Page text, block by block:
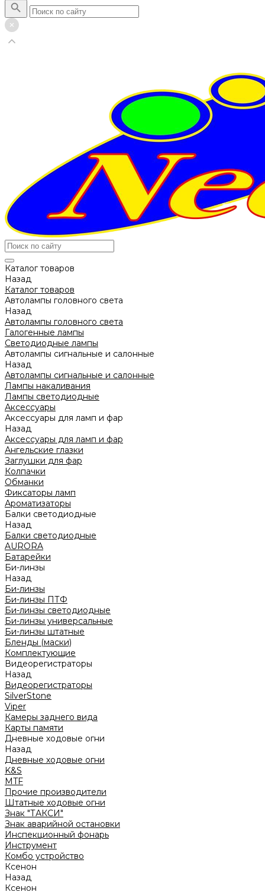
Каталог товаров
Назад
Каталог товаров
Автолампы головного света
Назад
Автолампы головного света
Галогенные лампы
Светодиодные лампы
Автолампы сигнальные и салонные
Назад
Автолампы сигнальные и салонные
Лампы накаливания
Лампы светодиодные
Аксессуары
Аксессуары для ламп и фар
Назад
Аксессуары для ламп и фар
Ангельские глазки
Заглушки для фар
Колпачки
Обманки
Фиксаторы ламп
Ароматизаторы
Балки светодиодные
Назад
Балки светодиодные
AURORA
Батарейки
Би-линзы
Назад
Би-линзы
Би-линзы ПТФ
Би-линзы светодиодные
Би-линзы универсальные
Би-линзы штатные
Бленды (маски)
Комплектующие
Видеорегистраторы
Назад
Видеорегистраторы
SilverStone
Viper
Камеры заднего вида
Карты памяти
Дневные ходовые огни
Назад
Дневные ходовые огни
K&S
MTF
Прочие производители
Штатные ходовые огни
Знак "ТАКСИ"
Знак аварийной остановки
Инспекционный фонарь
Инструмент
Комбо устройство
Ксенон
Назад
Ксенон